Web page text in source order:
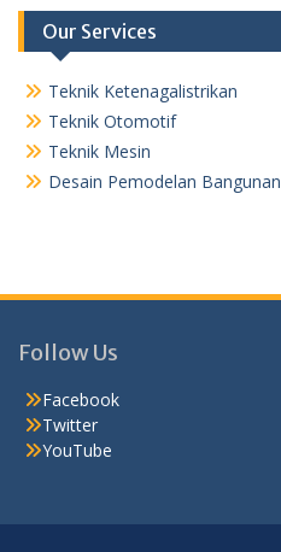
Our Services
Teknik Ketenagalistrikan
Teknik Otomotif
Teknik Mesin
Desain Pemodelan Bangunan
Follow Us
Facebook
Twitter
YouTube